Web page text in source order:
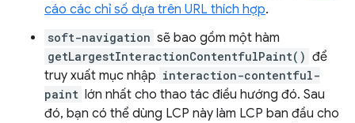
cáo các chỉ số dựa trên URL thích hợp.
soft-navigation sẽ bao gồm một hàm
getLargestInteractionContentfulPaint() để
truy xuất mục nhập interaction-contentful-
paint lớn nhất cho thao tác điều hướng đó. Sau
đó, bạn có thể dùng LCP này làm LCP ban đầu cho